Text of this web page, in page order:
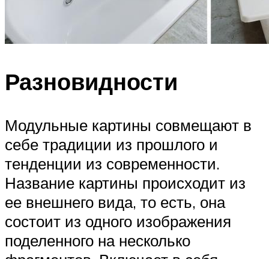
Разновидности
Модульные картины совмещают в
себе традиции из прошлого и
тенденции из современности.
Название картины происходит из
ее внешнего вида, то есть, она
состоит из одного изображения
поделенного на несколько